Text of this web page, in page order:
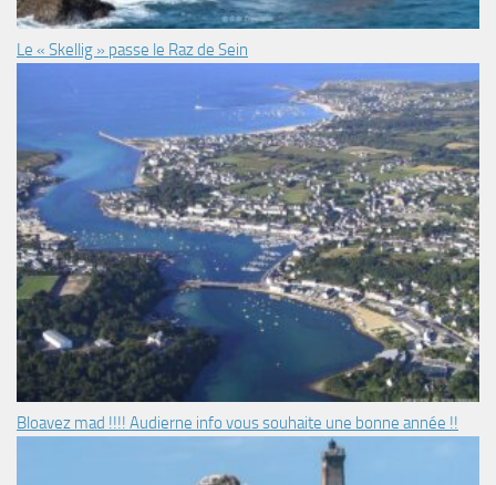
Le « Skellig » passe le Raz de Sein
Bloavez mad !!!! Audierne info vous souhaite une bonne année !!